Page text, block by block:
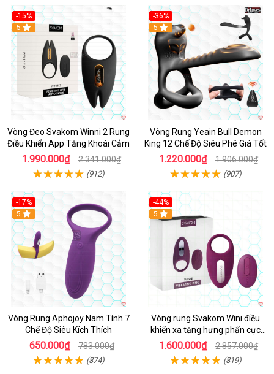
-15%
Hot
5
Vòng Đeo Svakom Winni 2 Rung
Điều Khiển App Tăng Khoái Cảm
1.990.000₫ 2.341.000₫
(912)
-36%
Hot
5
Vòng Rung Yeain Bull Demon
King 12 Chế Độ Siêu Phê Giá Tốt
1.220.000₫ 1.906.000₫
(907)
-17%
Hot
5
Vòng Rung Aphojoy Nam Tính 7
Chế Độ Siêu Kích Thích
650.000₫ 783.000₫
(874)
-44%
5
Vòng rung Svakom Wini điều
khiển xa tăng hưng phấn cực
đỉnh
1.600.000₫ 2.857.000₫
(819)